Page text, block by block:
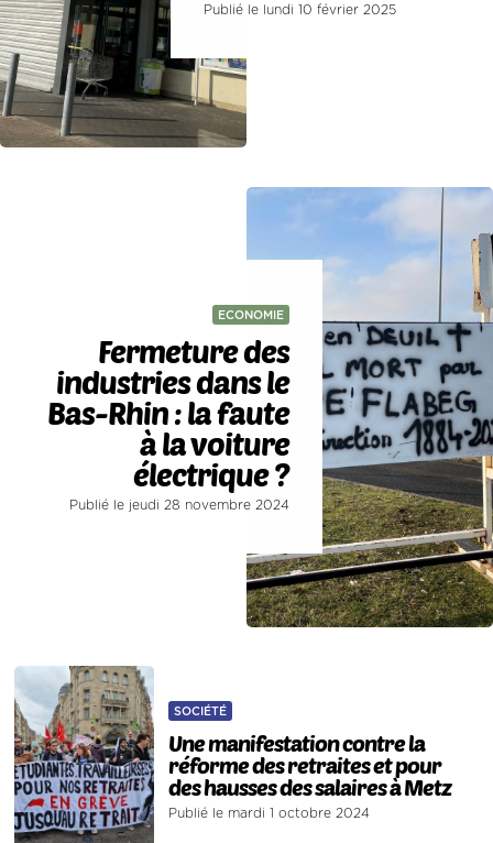
Publié le lundi 10 février 2025
ECONOMIE
Fermeture des
industries dans le
Bas-Rhin : la faute
à la voiture
électrique ?
Publié le jeudi 28 novembre 2024
SOCIÉTÉ
Une manifestation contre la
réforme des retraites et pour
des hausses des salaires à Metz
Publié le mardi 1 octobre 2024